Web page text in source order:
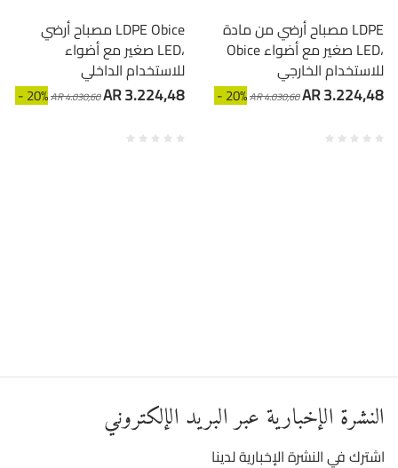
مصباح أرضي LDPE Obice
صغير مع أضواء LED،
للاستخدام الداخلي
- 20%AR 4.030,60AR 3.224,48
مصباح أرضي من مادة LDPE
Obice صغير مع أضواء LED،
للاستخدام الخارجي
- 20%AR 4.030,60AR 3.224,48
النشرة الإخبارية عبر البريد الإلكتروني
اشترك في النشرة الإخبارية لدينا